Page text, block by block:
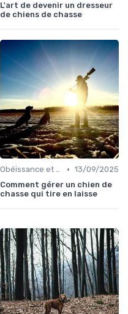
L'art de devenir un dresseur
de chiens de chasse
Obéissance et discipline • 13/09/2025
Comment gérer un chien de
chasse qui tire en laisse